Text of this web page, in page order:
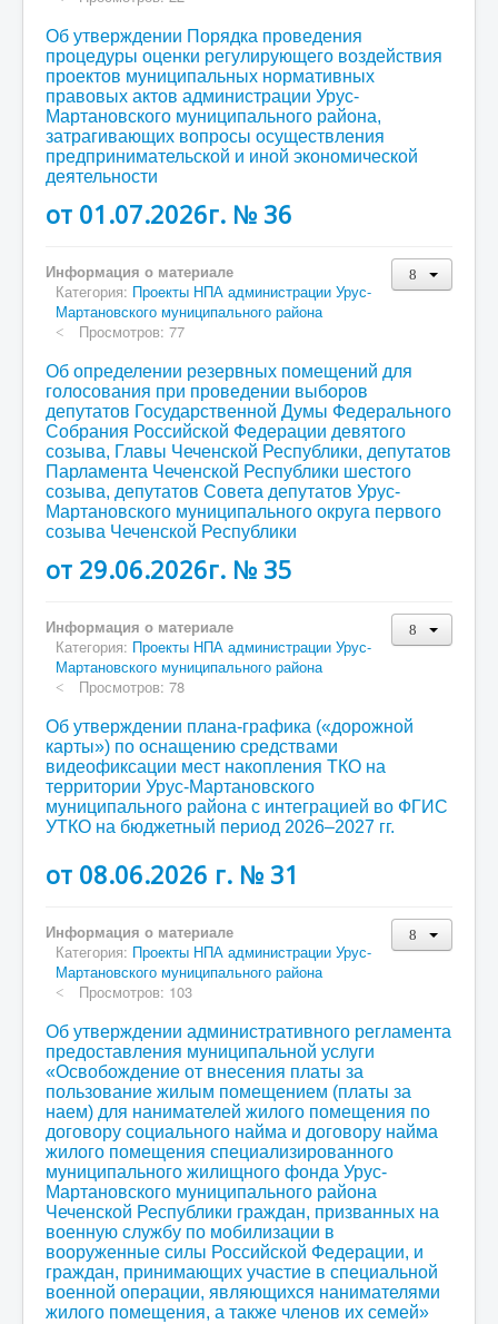
Об утверждении Порядка проведения
процедуры оценки регулирующего воздействия
проектов муниципальных нормативных
правовых актов администрации Урус-
Мартановского муниципального района,
затрагивающих вопросы осуществления
предпринимательской и иной экономической
деятельности
от 01.07.2026г. № 36
Информация о материале
Категория: Проекты НПА администрации Урус-
Мартановского муниципального района
Просмотров: 77
Об определении резервных помещений для
голосования при проведении выборов
депутатов Государственной Думы Федерального
Собрания Российской Федерации девятого
созыва, Главы Чеченской Республики, депутатов
Парламента Чеченской Республики шестого
созыва, депутатов Совета депутатов Урус-
Мартановского муниципального округа первого
созыва Чеченской Республики
от 29.06.2026г. № 35
Информация о материале
Категория: Проекты НПА администрации Урус-
Мартановского муниципального района
Просмотров: 78
Об утверждении плана-графика («дорожной
карты») по оснащению средствами
видеофиксации мест накопления ТКО на
территории Урус-Мартановского
муниципального района с интеграцией во ФГИС
УТКО на бюджетный период 2026–2027 гг.
от 08.06.2026 г. № 31
Информация о материале
Категория: Проекты НПА администрации Урус-
Мартановского муниципального района
Просмотров: 103
Об утверждении административного регламента
предоставления муниципальной услуги
«Освобождение от внесения платы за
пользование жилым помещением (платы за
наем) для нанимателей жилого помещения по
договору социального найма и договору найма
жилого помещения специализированного
муниципального жилищного фонда Урус-
Мартановского муниципального района
Чеченской Республики граждан, призванных на
военную службу по мобилизации в
вооруженные силы Российской Федерации, и
граждан, принимающих участие в специальной
военной операции, являющихся нанимателями
жилого помещения, а также членов их семей»